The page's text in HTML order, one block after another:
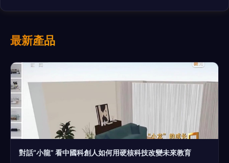
最新產品
對話“小龍” 看中國科創人如何用硬核科技改變未來教育